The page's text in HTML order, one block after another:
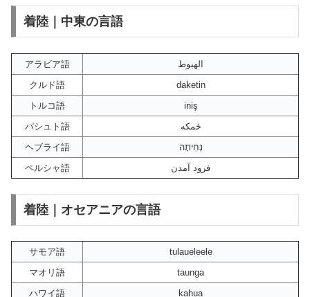
着陸｜中東の言語
アラビア語
الهبوط
クルド語
daketin
トルコ語
iniş
パシュト語
ځمکه
ヘブライ語
נְחִיתָה
ペルシャ語
فرود آمدن
着陸｜オセアニアの言語
サモア語
tulaueleele
マオリ語
taunga
ハワイ語
kahua